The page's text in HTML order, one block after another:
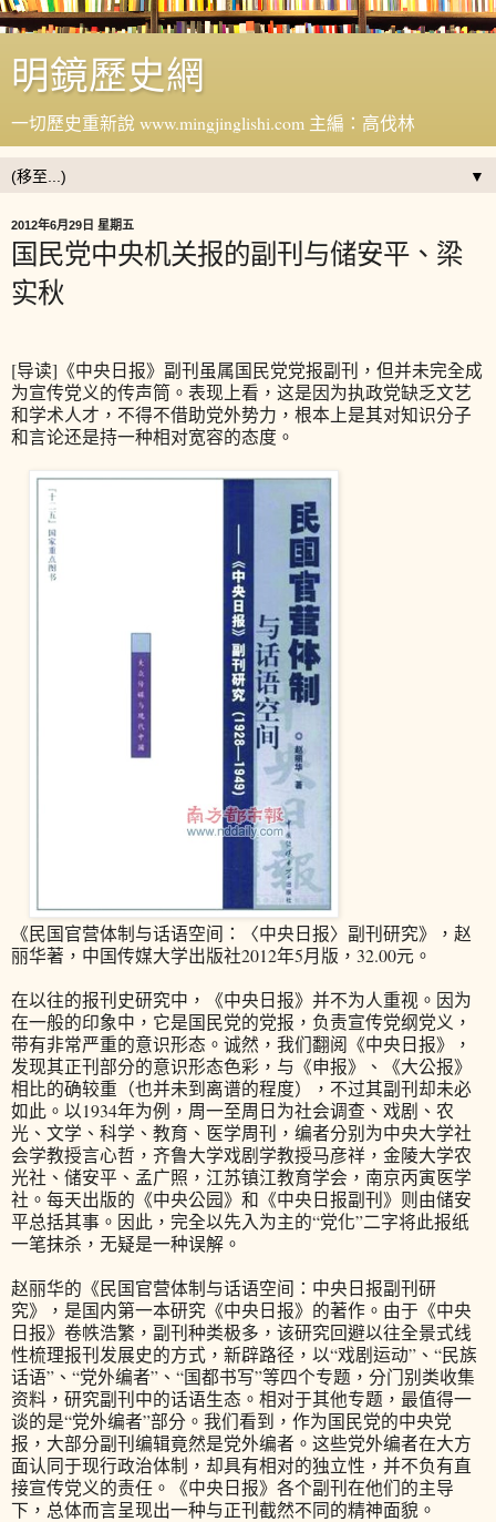
明鏡歷史網
一切歷史重新說 www.mingjinglishi.com 主編：高伐林
▼
2012年6月29日 星期五
国民党中央机关报的副刊与储安平、梁
实秋
[导读]《中央日报》副刊虽属国民党党报副刊，但并未完全成
为宣传党义的传声筒。表现上看，这是因为执政党缺乏文艺
和学术人才，不得不借助党外势力，根本上是其对知识分子
和言论还是持一种相对宽容的态度。
《民国官营体制与话语空间：〈中央日报〉副刊研究》，赵
丽华著，中国传媒大学出版社2012年5月版，32.00元。
在以往的报刊史研究中，《中央日报》并不为人重视。因为
在一般的印象中，它是国民党的党报，负责宣传党纲党义，
带有非常严重的意识形态。诚然，我们翻阅《中央日报》，
发现其正刊部分的意识形态色彩，与《申报》、《大公报》
相比的确较重（也并未到离谱的程度），不过其副刊却未必
如此。以1934年为例，周一至周日为社会调查、戏剧、农
光、文学、科学、教育、医学周刊，编者分别为中央大学社
会学教授言心哲，齐鲁大学戏剧学教授马彦祥，金陵大学农
光社、储安平、孟广照，江苏镇江教育学会，南京丙寅医学
社。每天出版的《中央公园》和《中央日报副刊》则由储安
平总括其事。因此，完全以先入为主的“党化”二字将此报纸
一笔抹杀，无疑是一种误解。
赵丽华的《民国官营体制与话语空间：中央日报副刊研
究》，是国内第一本研究《中央日报》的著作。由于《中央
日报》卷帙浩繁，副刊种类极多，该研究回避以往全景式线
性梳理报刊发展史的方式，新辟路径，以“戏剧运动”、“民族
话语”、“党外编者”、“国都书写”等四个专题，分门别类收集
资料，研究副刊中的话语生态。相对于其他专题，最值得一
谈的是“党外编者”部分。我们看到，作为国民党的中央党
报，大部分副刊编辑竟然是党外编者。这些党外编者在大方
面认同于现行政治体制，却具有相对的独立性，并不负有直
接宣传党义的责任。《中央日报》各个副刊在他们的主导
下，总体而言呈现出一种与正刊截然不同的精神面貌。